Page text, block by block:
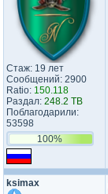
Стаж: 19 лет
Сообщений: 2900
Ratio: 150.118
Раздал: 248.2 TB
Поблагодарили:
53598
100%
ksimax